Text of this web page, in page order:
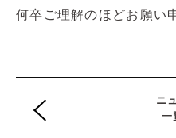
何卒ご理解のほどお願い
ニ
一